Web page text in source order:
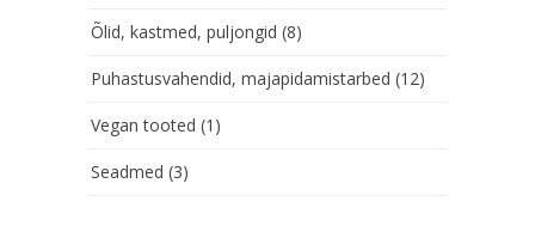
Õlid, kastmed, puljongid (8)
Puhastusvahendid, majapidamistarbed (12)
Vegan tooted (1)
Seadmed (3)